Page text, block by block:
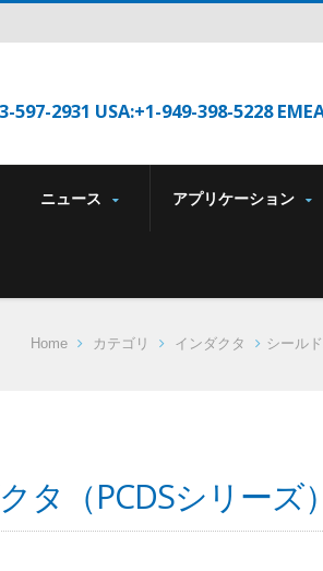
597-2931 USA:+1-949-398-5228
ニュース アプリケーション
Home カテゴリ インダクタ シール
（PCDSシリーズ）